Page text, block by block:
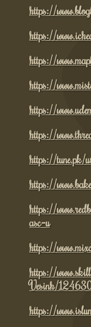
https://
https://
https://
https://
https://
https://
https://tune.pk/
https://
https://
asc=u
https://
https://
Vesinh/
https://